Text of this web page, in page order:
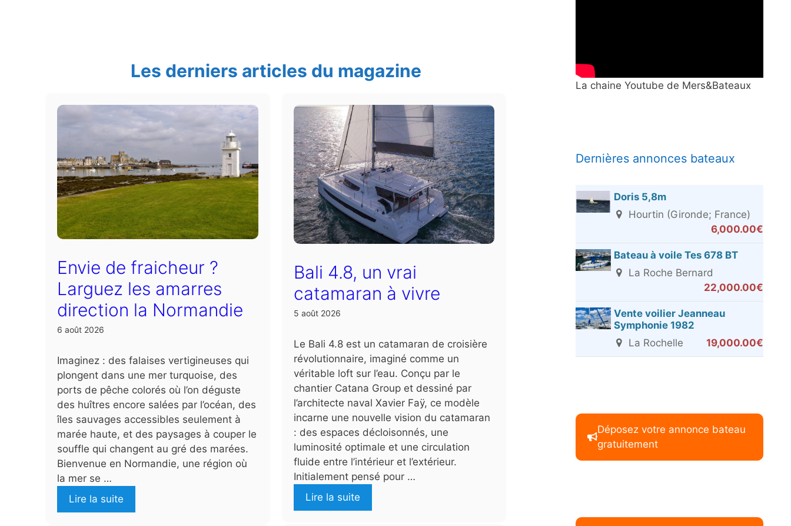
Les derniers articles du magazine
Envie de fraicheur ?
Larguez les amarres
direction la Normandie
6 août 2026
Imaginez : des falaises vertigineuses qui
plongent dans une mer turquoise, des
ports de pêche colorés où l’on déguste
des huîtres encore salées par l’océan, des
îles sauvages accessibles seulement à
marée haute, et des paysages à couper le
souffle qui changent au gré des marées.
Bienvenue en Normandie, une région où
la mer se …
Lire la suite
Bali 4.8, un vrai
catamaran à vivre
5 août 2026
Le Bali 4.8 est un catamaran de croisière
révolutionnaire, imaginé comme un
véritable loft sur l’eau. Conçu par le
chantier Catana Group et dessiné par
l’architecte naval Xavier Faÿ, ce modèle
incarne une nouvelle vision du catamaran
: des espaces décloisonnés, une
luminosité optimale et une circulation
fluide entre l’intérieur et l’extérieur.
Initialement pensé pour …
Lire la suite
La chaine Youtube de Mers&Bateaux
Dernières annonces bateaux
Doris 5,8m
Hourtin (Gironde; France)
6,000.00€
Bateau à voile Tes 678 BT
La Roche Bernard
22,000.00€
Vente voilier Jeanneau
Symphonie 1982
La Rochelle
19,000.00€
Déposez votre annonce bateau
gratuitement